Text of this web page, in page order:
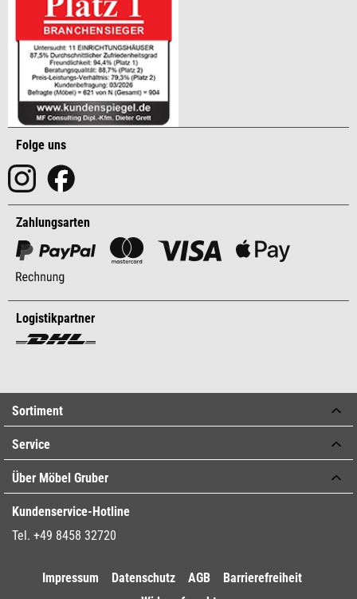
Folge uns
Zahlungsarten
Logistikpartner
Sortiment
Service
Über Möbel Gruber
Kundenservice-Hotline
Tel. +49 8458 32720
Impressum Datenschutz AGB
Barrierefreiheit